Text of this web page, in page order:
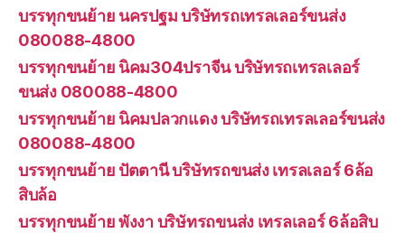
บรรทุกขนย้าย นครปฐม บริษัทรถเทรลเลอร์ขนส่ง
080088-4800
บรรทุกขนย้าย นิคม304ปราจีน บริษัทรถเทรลเลอร์
ขนส่ง 080088-4800
บรรทุกขนย้าย นิคมปลวกแดง บริษัทรถเทรลเลอร์ขนส่ง
080088-4800
บรรทุกขนย้าย ปัตตานี บริษัทรถขนส่ง เทรลเลอร์ 6ล้อ
สิบล้อ
บรรทุกขนย้าย พังงา บริษัทรถขนส่ง เทรลเลอร์ 6ล้อสิบ